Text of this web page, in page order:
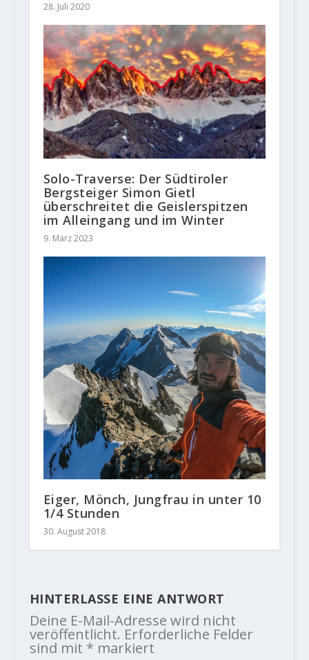
28. Juli 2020
Solo-Traverse: Der Südtiroler
Bergsteiger Simon Gietl
überschreitet die Geislerspitzen
im Alleingang und im Winter
9. März 2023
Eiger, Mönch, Jungfrau in unter 10
1/4 Stunden
30. August 2018
HINTERLASSE EINE ANTWORT
Deine E-Mail-Adresse wird nicht
veröffentlicht. Erforderliche Felder
sind mit * markiert